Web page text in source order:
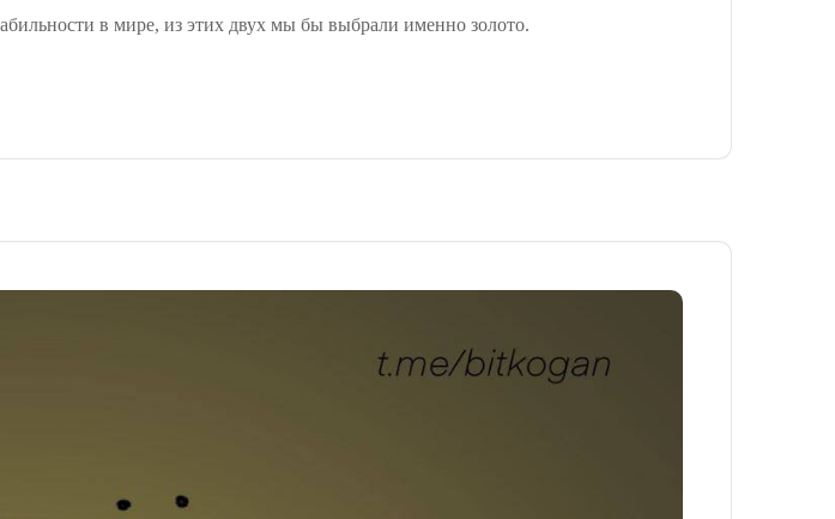
в мире, из этих двух мы бы выбрали именно золото.